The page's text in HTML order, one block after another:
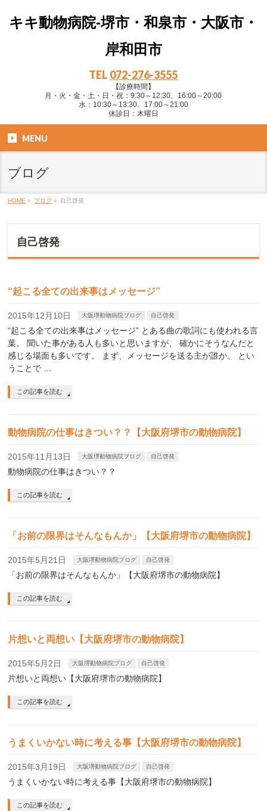
キキ動物病院-堺市・和泉市・大阪市・
岸和田市
TEL 072-276-3555
【診療時間】
月・火・金・土・日・祝：9:30～12:30、16:00～20:00
水：10:30～13:30、17:00～21:00
休診日：木曜日
MENU
ブログ
HOME » ブログ » 自己啓発
自己啓発
“起こる全ての出来事はメッセージ”
2015年12月10日 大阪堺動物病院ブログ 自己啓発
“起こる全ての出来事はメッセージ” とある曲の歌詞にも使われる言
葉。 聞いた事がある人も多いと思いますが、 確かにそうなんだと
感じる場面も多いです。 まず、メッセージを送る主が誰か。 とい
うことで …
この記事を読む
動物病院の仕事はきつい？？【大阪府堺市の動物病院】
2015年11月13日 大阪堺動物病院ブログ 自己啓発
動物病院の仕事はきつい？？
この記事を読む
「お前の限界はそんなもんか」【大阪府堺市の動物病院】
2015年5月21日 大阪堺動物病院ブログ 自己啓発
「お前の限界はそんなもんか」【大阪府堺市の動物病院】
この記事を読む
片想いと両想い【大阪府堺市の動物病院】
2015年5月2日 大阪堺動物病院ブログ 自己啓発
片想いと両想い【大阪府堺市の動物病院】
この記事を読む
うまくいかない時に考える事【大阪府堺市の動物病院】
2015年3月19日 大阪堺動物病院ブログ 自己啓発
うまくいかない時に考える事【大阪府堺市の動物病院】
この記事を読む